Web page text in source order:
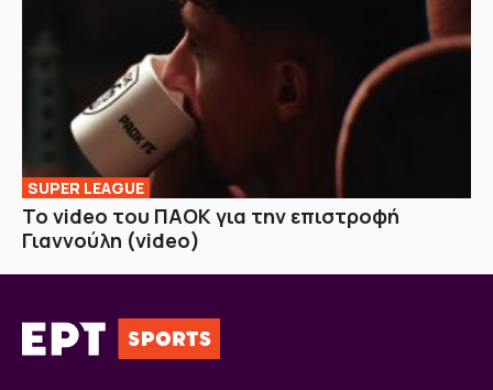
SUPER LEAGUE
Το video του ΠΑΟΚ για την επιστροφή
Γιαννούλη (video)